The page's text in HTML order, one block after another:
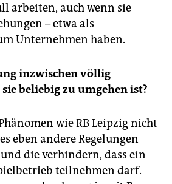
arbeiten, auch wenn sie
– etwa als
Unternehmen haben.
inzwischen völlig
beliebig zu umgehen ist?
wie RB Leipzig nicht
eben andere Regelungen
die verhindern, dass ein
teilnehmen darf.